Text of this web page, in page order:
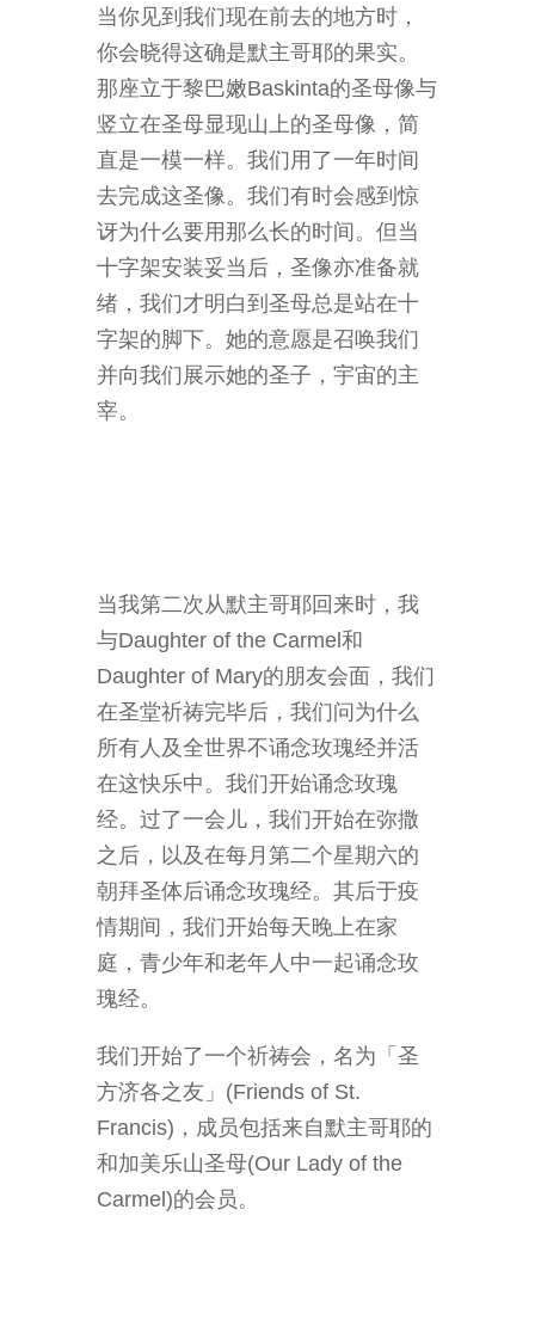
当你见到我们现在前去的地方时，
你会晓得这确是默主哥耶的果实。
那座立于黎巴嫩Baskinta的圣母像与
竖立在圣母显现山上的圣母像，简
直是一模一样。我们用了一年时间
去完成这圣像。我们有时会感到惊
讶为什么要用那么长的时间。但当
十字架安装妥当后，圣像亦准备就
绪，我们才明白到圣母总是站在十
字架的脚下。她的意愿是召唤我们
并向我们展示她的圣子，宇宙的主
宰。
当我第二次从默主哥耶回来时，我
与Daughter of the Carmel和
Daughter of Mary的朋友会面，我们
在圣堂祈祷完毕后，我们问为什么
所有人及全世界不诵念玫瑰经并活
在这快乐中。我们开始诵念玫瑰
经。过了一会儿，我们开始在弥撒
之后，以及在每月第二个星期六的
朝拜圣体后诵念玫瑰经。其后于疫
情期间，我们开始每天晚上在家
庭，青少年和老年人中一起诵念玫
瑰经。
我们开始了一个祈祷会，名为「圣
方济各之友」(Friends of St.
Francis)，成员包括来自默主哥耶的
和加美乐山圣母(Our Lady of the
Carmel)的会员。